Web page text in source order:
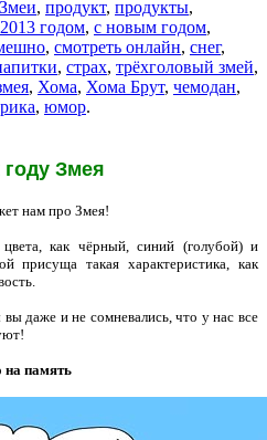
, продукт, продукты,
годом, с новым годом,
, смотреть онлайн, снег,
, страх, трёхголовый змей,
, Хома, Хома Брут, чемодан,
, юмор.
Змея
нам про Змея!
как чёрный, синий (голубой) и
присуща такая характеристика, как
даже и не сомневались, что у нас все
на память